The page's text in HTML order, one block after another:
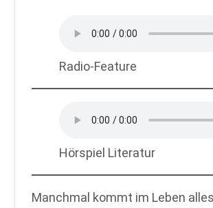
Radio-Feature
Hörspiel Literatur
Manchmal kommt im Leben